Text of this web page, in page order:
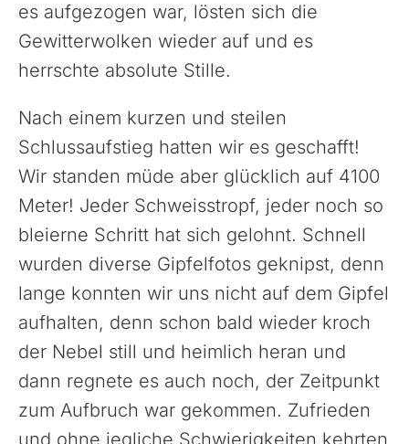
es aufgezogen war, lösten sich die
Gewitterwolken wieder auf und es
herrschte absolute Stille.
Nach einem kurzen und steilen
Schlussaufstieg hatten wir es geschafft!
Wir standen müde aber glücklich auf 4100
Meter! Jeder Schweisstropf, jeder noch so
bleierne Schritt hat sich gelohnt. Schnell
wurden diverse Gipfelfotos geknipst, denn
lange konnten wir uns nicht auf dem Gipfel
aufhalten, denn schon bald wieder kroch
der Nebel still und heimlich heran und
dann regnete es auch noch, der Zeitpunkt
zum Aufbruch war gekommen. Zufrieden